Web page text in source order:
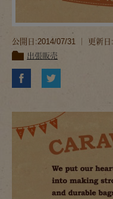
公開日:2014/07/31 ｜ 更新
出張販売